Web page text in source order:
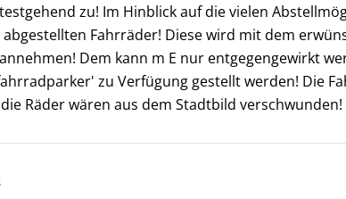
zu! Im Hinblick auf die vielen
Fahrräder! Diese wird mit dem
Dem kann m E nur entgegengewirkt
zu Verfügung gestellt werden! Die
Räder wären aus dem Stadtbild verschwunden!